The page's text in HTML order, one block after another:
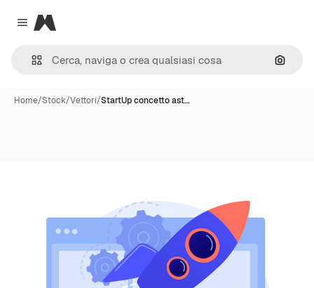
Close menu
Magnific
Cerca
Home/Stock/Vettori/StartUp concetto ast…